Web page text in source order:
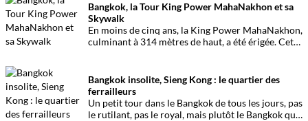
Bangkok, la Tour King Power MahaNakhon et sa
Skywalk
En moins de cinq ans, la King Power MahaNakhon,
culminant à 314 mètres de haut, a été érigée. Cette
plus impressionnants avec sa skywalk
vertigineuse.
Bangkok insolite, Sieng Kong : le quartier des
ferrailleurs
Un petit tour dans le Bangkok de tous les jours, pas
le rutilant, pas le royal, mais plutôt le Bangkok que